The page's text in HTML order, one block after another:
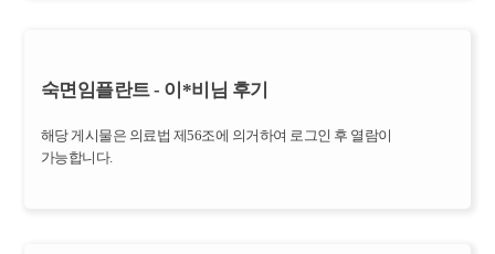
숙면임플란트 - 이*비님 후기
해당 게시물은 의료법 제56조에 의거하여 로그인 후 열람이
가능합니다.